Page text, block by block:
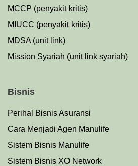
MCCP (penyakit kritis)
MIUCC (penyakit kritis)
MDSA (unit link)
Mission Syariah (unit link syariah)
Bisnis
Perihal Bisnis Asuransi
Cara Menjadi Agen Manulife
Sistem Bisnis Manulife
Sistem Bisnis XO Network